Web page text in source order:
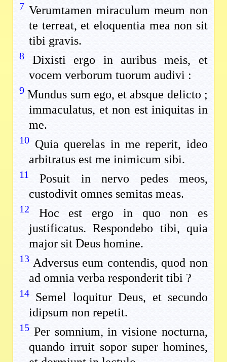
7 Verumtamen miraculum meum non
te terreat, et eloquentia mea non sit
tibi gravis.
8
Dixisti ergo in auribus meis, et
vocem verborum tuorum audivi :
9 Mundus sum ego, et absque delicto ;
immaculatus, et non est iniquitas in
me.
10 Quia querelas in me reperit, ideo
arbitratus est me inimicum sibi.
11
Posuit in nervo pedes meos,
custodivit omnes semitas meas.
12
Hoc est ergo in quo non es
justificatus. Respondebo tibi, quia
major sit Deus homine.
13 Adversus eum contendis, quod non
ad omnia verba responderit tibi ?
14 Semel loquitur Deus, et secundo
idipsum non repetit.
15 Per somnium, in visione nocturna,
quando irruit sopor super homines,